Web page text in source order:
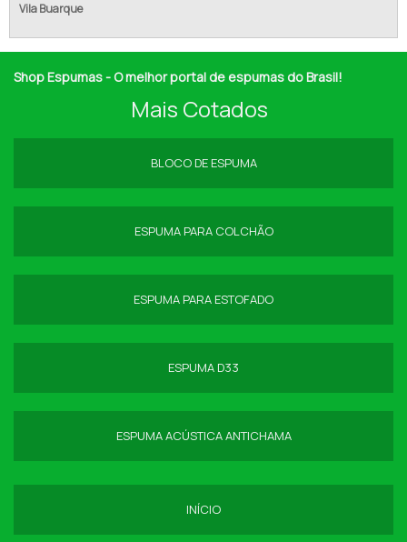
Vila Buarque
Shop Espumas - O melhor portal de espumas do Brasil!
Mais Cotados
BLOCO DE ESPUMA
ESPUMA PARA COLCHÃO
ESPUMA PARA ESTOFADO
ESPUMA D33
ESPUMA ACÚSTICA ANTICHAMA
INÍCIO